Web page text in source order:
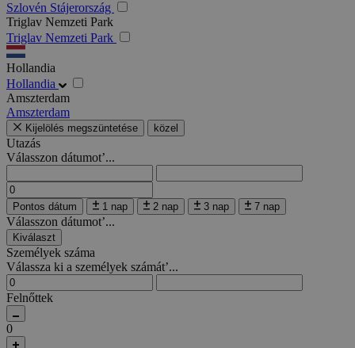
Szlovén Stájerország
Triglav Nemzeti Park
Triglav Nemzeti Park
Hollandia
Hollandia
Amszterdam
Amszterdam
Kijelölés megszüntetése közel
Utazás
Válasszon dátumot’...
Pontos dátum 1 nap 2 nap 3 nap 7 nap
Válasszon dátumot’...
Kiválaszt
Személyek száma
Válassza ki a személyek számát’...
Felnőttek
0